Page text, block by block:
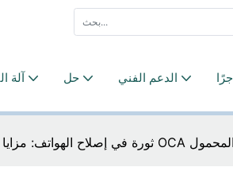
آلة حل الدعم الفني
ثورة في إصلاح الهواتف: مزايا جهاز OCA المحمول